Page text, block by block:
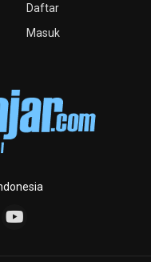
Daftar
Masuk